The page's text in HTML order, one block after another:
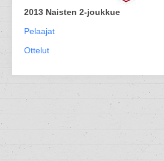
2013 Naisten 2-joukkue
Pelaajat
Ottelut